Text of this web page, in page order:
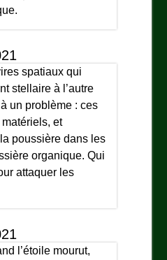
spatiaux qui
stellaire à l’autre
un problème : ces
et
poussière dans les
organique. Qui
attaquer les
l’étoile mourut,